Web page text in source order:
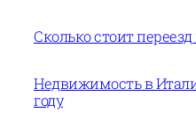
Сколько стоит
Недвижимость в
году